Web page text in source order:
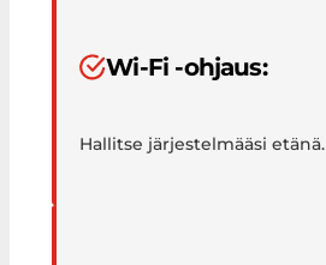
Wi-Fi -ohjaus:
Hallitse järjestelmääsi etänä.